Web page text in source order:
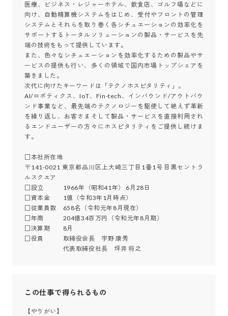
医療、ビジネス・レジャーホテル、飲食店、ゴルフ場などに
向け、自動精算機システムをはじめ、受付やフロントの管理
システムとそれらを取り巻く各シチュエーションの効率化を
サポートするトータルソリューションの製品・サービスを先
端の技術をもって提供しています。
また、色々なシチュエーションを効率化するための製品やサ
ービスの提供も行い、多くの領域で国内市場トップシェアを
築きました。
次代に向けたキーワードは「テクノホスピタリティ」。
AI/ロボティクス、IoT、Fin-tech、インバウンド/アウトバウ
ンド事業など、最先端のテクノロジーを駆使して絶えず革新
を繰り返し、お客さまそして製品・サービスを直接利用され
るエンドユーザーの方々にホスピタリティをご提供し続けま
す。
□本社所在地
〒141-0021 東京都品川区上大崎三丁目1番1号 目黒セントラ
ルスクエア
□設立　　　1966年（昭和41年） 6月28日
□資本金　　1億（令和3年1月時点）
□従業員数　658名（令和元年8月現在）
□年商　　　204億34百万円（令和元年8月期）
□決算期　　8月
□役員　　　取締役会長　宇野 康秀
代表取締役社長　坪井 将之
この仕事で得られるもの
【やりがい】